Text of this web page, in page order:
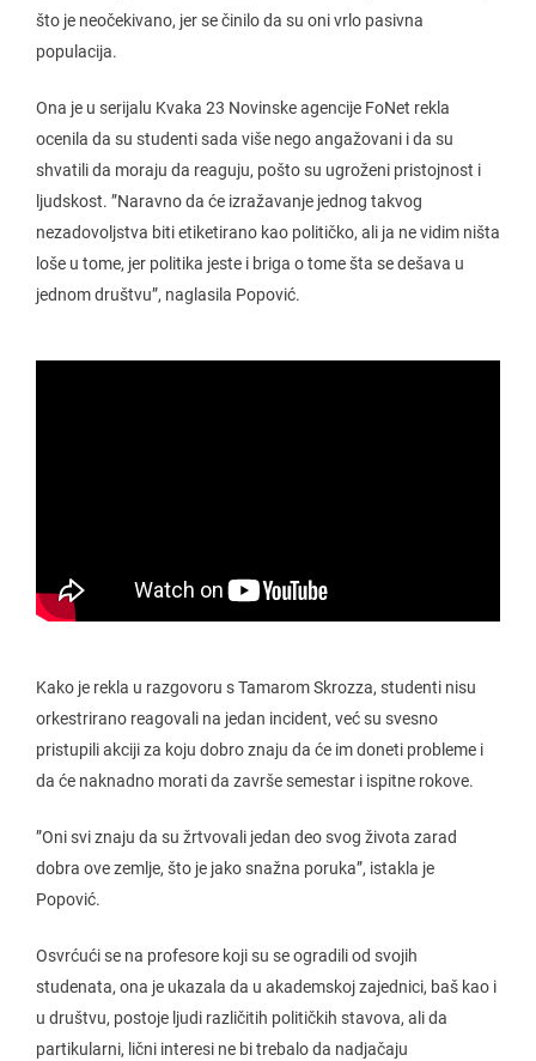
što je neočekivano, jer se činilo da su oni vrlo pasivna
populacija.
Ona je u serijalu Kvaka 23 Novinske agencije FoNet rekla
ocenila da su studenti sada više nego angažovani i da su
shvatili da moraju da reaguju, pošto su ugroženi pristojnost i
ljudskost. ”Naravno da će izražavanje jednog takvog
nezadovoljstva biti etiketirano kao političko, ali ja ne vidim ništa
loše u tome, jer politika jeste i briga o tome šta se dešava u
jednom društvu”, naglasila Popović.
Kako je rekla u razgovoru s Tamarom Skrozza, studenti nisu
orkestrirano reagovali na jedan incident, već su svesno
pristupili akciji za koju dobro znaju da će im doneti probleme i
da će naknadno morati da završe semestar i ispitne rokove.
”Oni svi znaju da su žrtvovali jedan deo svog života zarad
dobra ove zemlje, što je jako snažna poruka”, istakla je
Popović.
Osvrćući se na profesore koji su se ogradili od svojih
studenata, ona je ukazala da u akademskoj zajednici, baš kao i
u društvu, postoje ljudi različitih političkih stavova, ali da
partikularni, lični interesi ne bi trebalo da nadjačaju